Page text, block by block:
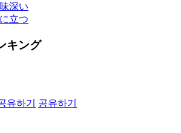
深い
立つ
キング
유하기 공유하기